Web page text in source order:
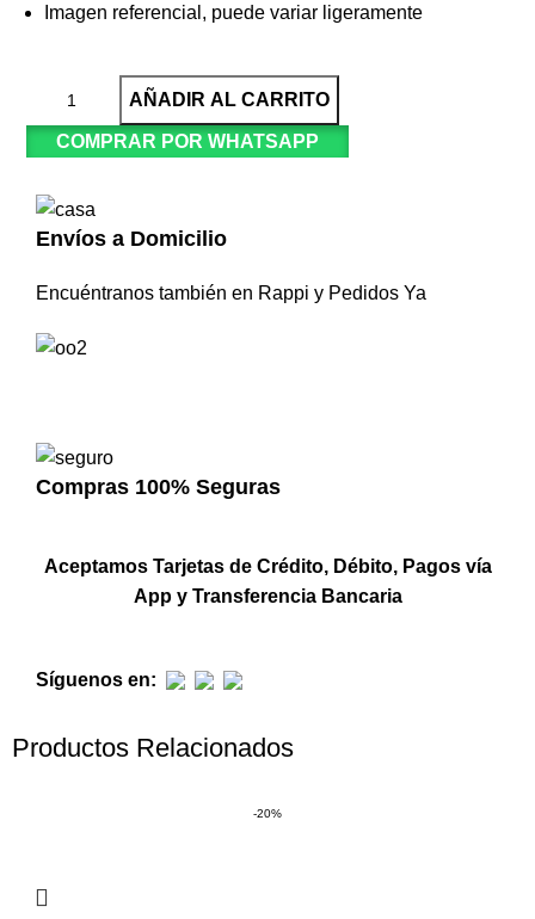
Imagen referencial, puede variar ligeramente
AÑADIR AL CARRITO
COMPRAR POR WHATSAPP
Envíos a Domicilio
Encuéntranos también en Rappi y Pedidos Ya
Compras 100% Seguras
Aceptamos Tarjetas de Crédito, Débito, Pagos vía
App y Transferencia Bancaria
Síguenos en:
Productos Relacionados
-20%